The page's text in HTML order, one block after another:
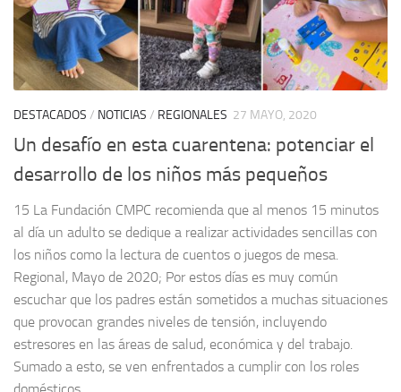
DESTACADOS / NOTICIAS / REGIONALES 27 MAYO, 2020
Un desafío en esta cuarentena: potenciar el
desarrollo de los niños más pequeños
15 La Fundación CMPC recomienda que al menos 15 minutos
al día un adulto se dedique a realizar actividades sencillas con
los niños como la lectura de cuentos o juegos de mesa.
Regional, Mayo de 2020; Por estos días es muy común
escuchar que los padres están sometidos a muchas situaciones
que provocan grandes niveles de tensión, incluyendo
estresores en las áreas de salud, económica y del trabajo.
Sumado a esto, se ven enfrentados a cumplir con los roles
domésticos...